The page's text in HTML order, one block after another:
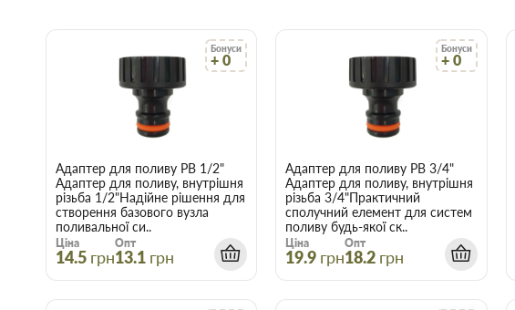
Бонуси
+ 0
Адаптер для поливу РВ 1/2"
Адаптер для поливу, внутрішня
різьба 1/2"Надійне рішення для
створення базового вузла
поливальної си..
Ціна
14.5 грн
Опт
13.1 грн
Бонуси
+ 0
Адаптер для поливу РВ 3/4"
Адаптер для поливу, внутрішня
різьба 3/4"Практичний
сполучний елемент для систем
поливу будь-якої ск..
Ціна
19.9 грн
Опт
18.2 грн